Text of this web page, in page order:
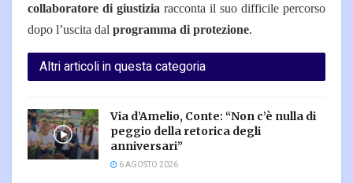
collaboratore di giustizia racconta il suo difficile percorso
dopo l’uscita dal programma di protezione.
Altri articoli in questa categoria
Via d’Amelio, Conte: “Non c’è nulla di
peggio della retorica degli
anniversari”
6 AGOSTO 2026